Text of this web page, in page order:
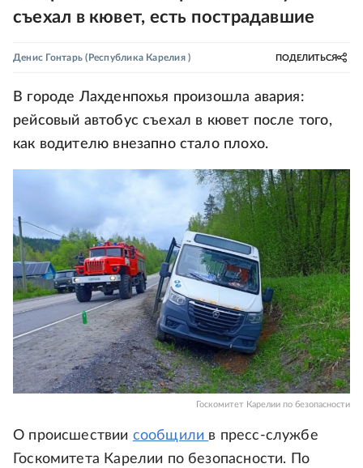
съехал в кювет, есть пострадавшие
Денис Гонтарь (Республика Карелия ) ПОДЕЛИТЬСЯ
В городе Лахденпохья произошла авария:
рейсовый автобус съехал в кювет после того,
как водителю внезапно стало плохо.
Госкомитет Карелии по безопасности
О происшествии сообщили в пресс-службе
Госкомитета Карелии по безопасности. По